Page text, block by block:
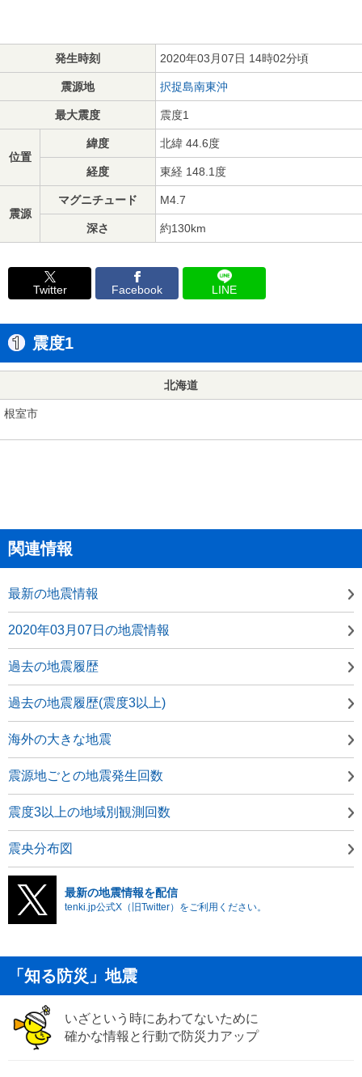
発生時刻 2020年03月07日 14時02分頃
震源地 択捉島南東沖
最大震度 震度1
位置
緯度 北緯 44.6度
経度 東経 148.1度
震源
マグニチュード M4.7
深さ 約130km
Twitter Facebook LINE
震度1
北海道
根室市
関連情報
最新の地震情報
2020年03月07日の地震情報
過去の地震履歴
過去の地震履歴(震度3以上)
海外の大きな地震
震源地ごとの地震発生回数
震度3以上の地域別観測回数
震央分布図
最新の地震情報を配信
tenki.jp公式X（旧Twitter）をご利用ください。
「知る防災」地震
いざという時にあわてないために
確かな情報と行動で防災力アップ